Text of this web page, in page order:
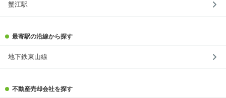
蟹江駅
最寄駅の沿線から探す
地下鉄東山線
不動産売却会社を探す